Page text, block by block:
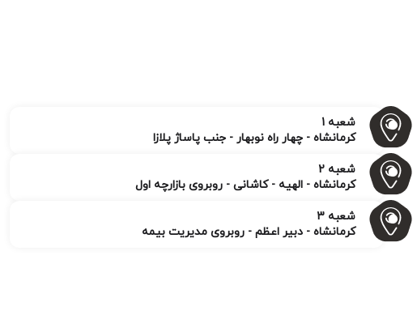
شعبه 1
کرمانشاه - چهار راه نوبهار - جنب پاساژ پلازا
شعبه 2
کرمانشاه - الهیه - کاشانی - روبروی بازارچه اول
شعبه 3
کرمانشاه - دبیر اعظم - روبروی مدیریت بیمه